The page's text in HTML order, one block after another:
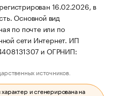
16.02.2026, в
Основной вид
по почте или по
сети Интернет. ИП
и ОГРНИП:
источников.
и сгенерирована на